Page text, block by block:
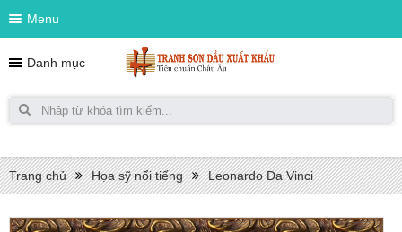
Menu
Danh mục
Trang chủ Họa sỹ nổi tiếng Leonardo Da Vinci